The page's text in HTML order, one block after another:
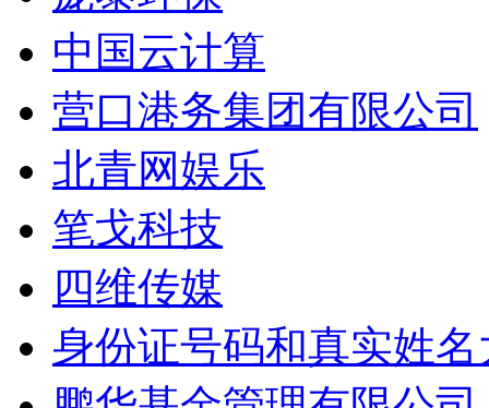
中国云计算
营口港务集团有限公司
北青网娱乐
笔戈科技
四维传媒
身份证号码和真实姓